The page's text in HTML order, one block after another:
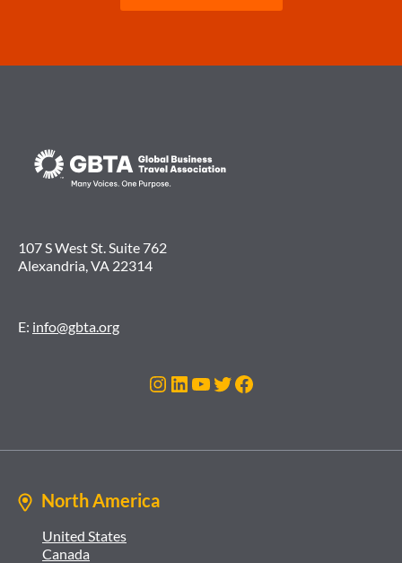
107 S West St. Suite 762
Alexandria, VA 22314
E: info@gbta.org
Instagram
LinkedIn
YouTube
Twitter
Facebook
North America
United States
Canada